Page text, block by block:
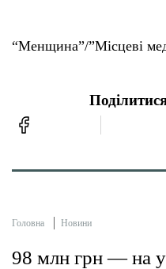
“Менщина”/”Місцеві
Головна Новини
98 млн грн — на